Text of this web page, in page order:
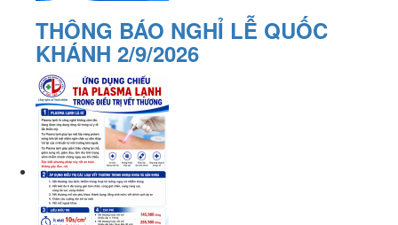
THÔNG BÁO NGHỈ LỄ QUỐC
KHÁNH 2/9/2026